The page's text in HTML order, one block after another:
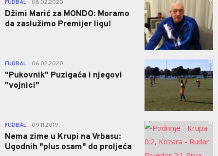
FUDBAL 08.02.2020.
Džimi Marić za MONDO: Moramo
da zaslužimo Premijer ligu!
FUDBAL 06.02.2020.
"Pukovnik" Puzigaća i njegovi
"vojnici"
0
FUDBAL 09.11.2019.
Nema zime u Krupi na Vrbasu:
Ugodnih "plus osam" do proljeća
0